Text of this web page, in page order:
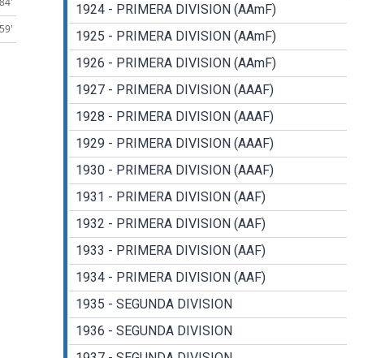
59'
1924 - PRIMERA DIVISION (AAmF)
1925 - PRIMERA DIVISION (AAmF)
1926 - PRIMERA DIVISION (AAmF)
1927 - PRIMERA DIVISION (AAAF)
1928 - PRIMERA DIVISION (AAAF)
1929 - PRIMERA DIVISION (AAAF)
1930 - PRIMERA DIVISION (AAAF)
1931 - PRIMERA DIVISION (AAF)
1932 - PRIMERA DIVISION (AAF)
1933 - PRIMERA DIVISION (AAF)
1934 - PRIMERA DIVISION (AAF)
1935 - SEGUNDA DIVISION
1936 - SEGUNDA DIVISION